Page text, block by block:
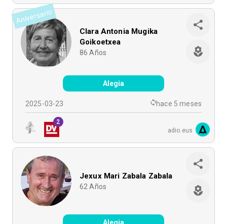
Aniversario
Clara Antonia Mugika
Goikoetxea
86 Años
Alegia
2025-03-23 hace 5 meses
2
adio.eus
Jexux Mari Zabala Zabala
62 Años